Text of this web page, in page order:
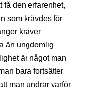
få den erfarenhet,
som krävdes för
kräver
än ungdomlig
är något man
bara fortsätter
man undrar varför